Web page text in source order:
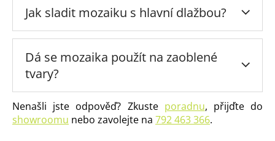
Jak sladit mozaiku s hlavní dlažbou?
Dá se mozaika použít na zaoblené
tvary?
Nenašli jste odpověď? Zkuste poradnu, přijďte do
showroomu nebo zavolejte na 792 463 366.